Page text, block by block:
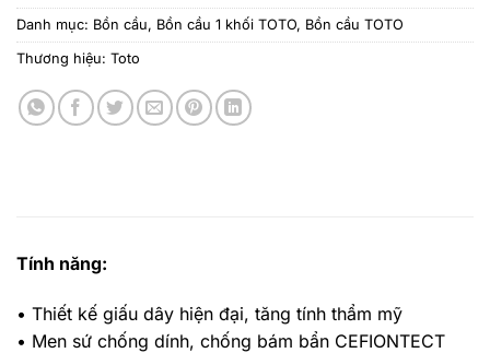
Danh mục: Bồn cầu, Bồn cầu 1 khối TOTO, Bồn cầu TOTO
Thương hiệu: Toto
Tính năng:
• Thiết kế giấu dây hiện đại, tăng tính thẩm mỹ
• Men sứ chống dính, chống bám bẩn CEFIONTECT